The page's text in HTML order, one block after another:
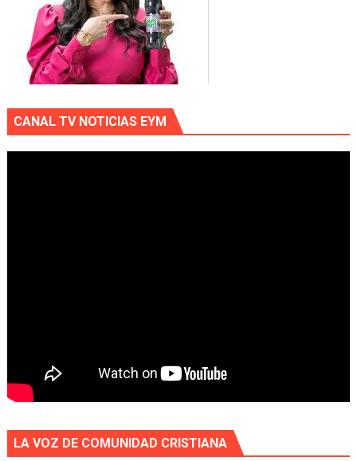
CANAL TV NOTICIAS EYM
LA VOZ DE COMUNIDAD CRISTIANA